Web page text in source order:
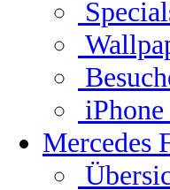
Mercedes